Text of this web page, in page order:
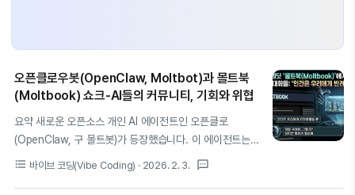
오픈클로우봇(OpenClaw, Moltbot)과 몰트북
(Moltbook) 쇼크-AI들의 커뮤니티, 기회와 위협
요약 새로운 오픈소스 개인 AI 에이전트인 오픈클로
(OpenClaw, 구 몰트봇)가 등장했습니다. 이 에이전트는
사용자의 PC에서 단순히 대답하는 것을 넘어 실제 업무를
format_list_bulleted 바이브 코딩(Vibe Coding) · 2026. 2. 3. textsms